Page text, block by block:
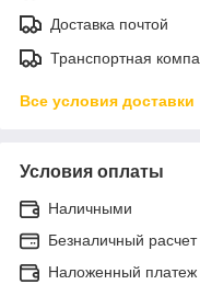
Доставка почтой
Транспортная
Все условия доставки
Условия оплаты
Наличными
Безналичный расчет
Наложенный платеж